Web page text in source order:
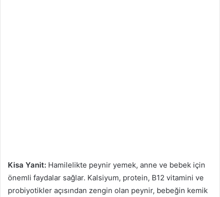
Kisa Yanit: Hamilelikte peynir yemek, anne ve bebek için
önemli faydalar sağlar. Kalsiyum, protein, B12 vitamini ve
probiyotikler açısından zengin olan peynir, bebeğin kemik